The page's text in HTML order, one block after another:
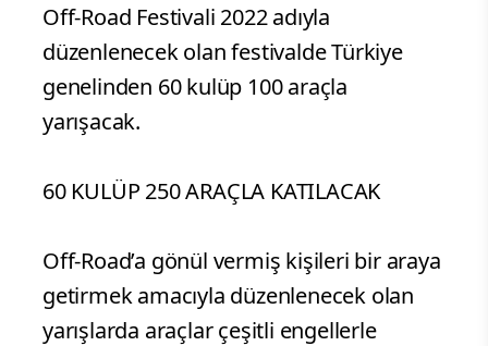
Off-Road Festivali 2022 adıyla
düzenlenecek olan festivalde Türkiye
genelinden 60 kulüp 100 araçla
yarışacak.
60 KULÜP 250 ARAÇLA KATILACAK
Off-Road’a gönül vermiş kişileri bir araya
getirmek amacıyla düzenlenecek olan
yarışlarda araçlar çeşitli engellerle